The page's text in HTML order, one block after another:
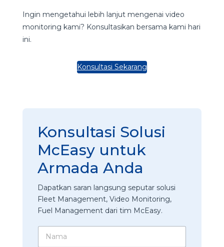
Ingin mengetahui lebih lanjut mengenai video
monitoring kami? Konsultasikan bersama kami hari
ini.
Konsultasi Sekarang
Konsultasi Solusi
McEasy untuk
Armada Anda
Dapatkan saran langsung seputar solusi
Fleet Management, Video Monitoring,
Fuel Management dari tim McEasy.
*
N